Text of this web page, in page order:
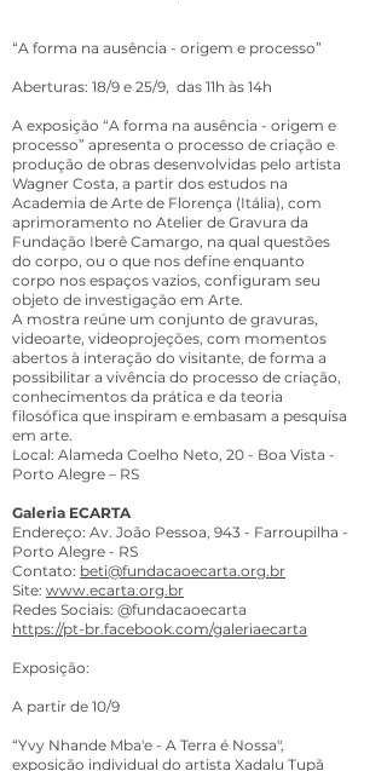
“A forma na ausência - origem e processo”
Aberturas: 18/9 e 25/9, das 11h às 14h
A exposição “A forma na ausência - origem e
processo” apresenta o processo de criação e
produção de obras desenvolvidas pelo artista
Wagner Costa, a partir dos estudos na
Academia de Arte de Florença (Itália), com
aprimoramento no Atelier de Gravura da
Fundação Iberê Camargo, na qual questões
do corpo, ou o que nos define enquanto
corpo nos espaços vazios, configuram seu
objeto de investigação em Arte.
A mostra reúne um conjunto de gravuras,
videoarte, videoprojeções, com momentos
abertos à interação do visitante, de forma a
possibilitar a vivência do processo de criação,
conhecimentos da prática e da teoria
filosófica que inspiram e embasam a pesquisa
em arte.
Local: Alameda Coelho Neto, 20 - Boa Vista -
Porto Alegre – RS
Galeria ECARTA
Endereço: Av. João Pessoa, 943 - Farroupilha -
Porto Alegre - RS
Contato: beti@fundacaoecarta.org.br
Site: www.ecarta.org.br
Redes Sociais: @fundacaoecarta
https://pt-br.facebook.com/galeriaecarta
Exposição:
A partir de 10/9
“Yvy Nhande Mba'e - A Terra é Nossa",
exposição individual do artista Xadalu Tupã